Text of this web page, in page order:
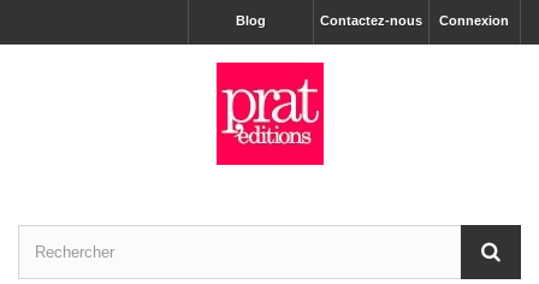
Connexion
Contactez-nous
Blog